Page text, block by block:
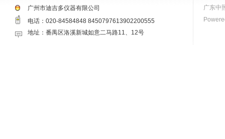
广州市迪吉多仪器有限公司
电话：020-84584848 8450797613902200555
地址：番禺区洛溪新城如意二马路11、12号
广东中